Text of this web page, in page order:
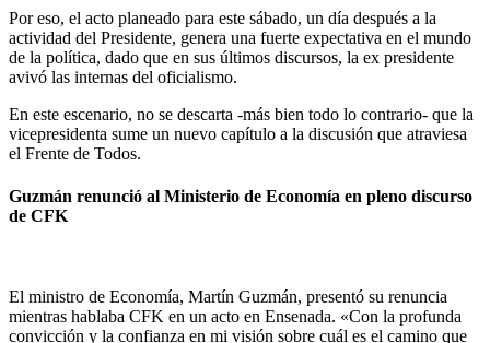
Por eso, el acto planeado para este sábado, un día después a la
actividad del Presidente, genera una fuerte expectativa en el mundo
de la política, dado que en sus últimos discursos, la ex presidente
avivó las internas del oficialismo.
En este escenario, no se descarta -más bien todo lo contrario- que la
vicepresidenta sume un nuevo capítulo a la discusión que atraviesa
el Frente de Todos.
Guzmán renunció al Ministerio de Economía en pleno discurso
de CFK
El ministro de Economía, Martín Guzmán, presentó su renuncia
mientras hablaba CFK en un acto en Ensenada. «Con la profunda
convicción y la confianza en mi visión sobre cuál es el camino que